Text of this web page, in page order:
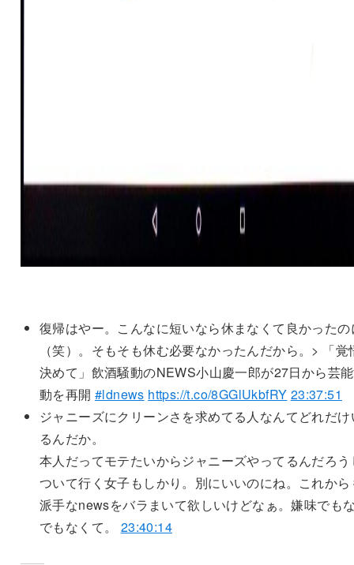
復帰はやー。こんなに短いなら休まなくて良かったの
（笑）。そもそも休む必要なかったんだから。> 「覚
決めて」飲酒騒動のNEWS小山慶一郎が27日から芸
動を再開 #ldnews https://t.co/8GGlUkbfRY 23:37:51
ジャニーズにクリーンさを求めてる人なんてどれだけ
るんだか。
本人だってモテたいからジャニーズやってるんだろう
ついて行く女子もしかり。別にいいのにね。これから
派手なnewsをバラまいて欲しいけどなぁ。嫌味でも
でもなくて。 23:40:14